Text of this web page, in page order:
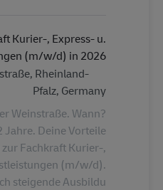
Kurier-, Express- u.
(m/w/d) in 2026
الموقع
Rheinland-
Pfalz, Germany
Weinstraße. Wann?
Jahre. Deine Vorteile
Fachkraft Kurier-,
(m/w/d).
steigende Ausbildu...